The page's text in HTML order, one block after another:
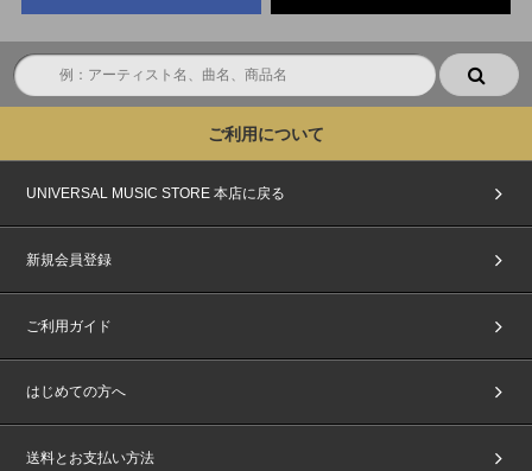
ご利用について
UNIVERSAL MUSIC STORE 本店に戻る
新規会員登録
ご利用ガイド
はじめての方へ
送料とお支払い方法